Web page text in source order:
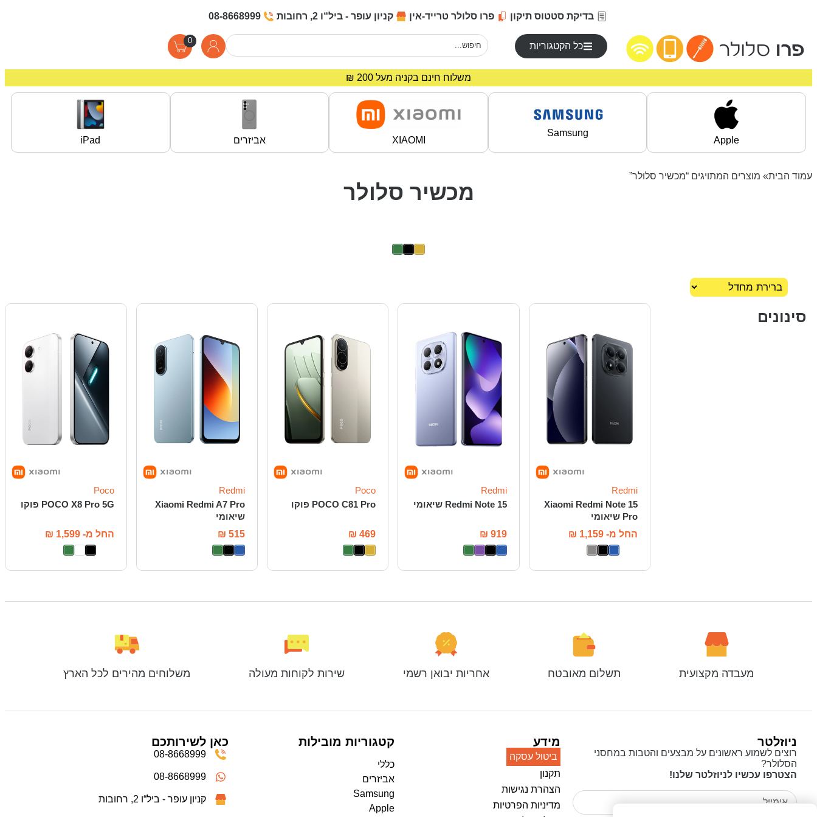
בדיקת סטטוס תיקון פרו סלולר טרייד-אין קניון עופר - ביל“ו 2, רחובות 08-8668999
כל הקטגוריות
0
משלוח חינם בקניה מעל 200 ₪
מחירים מיוחדים לרוכשים באתר!
Apple
Samsung
XIAOMI אביזרים iPad
עמוד הבית» מוצרים המתויגים “מכשיר סלולר”
מכשיר סלולר
סינונים
Redmi
Xiaomi Redmi Note 15
Pro שיאומי
החל מ-
₪ 1,159
Redmi
Redmi Note 15 שיאומי
₪ 919
Poco
POCO C81 Pro פוקו
₪ 469
Redmi
Xiaomi Redmi A7 Pro
שיאומי
₪ 515
Poco
POCO X8 Pro 5G פוקו
החל מ- ₪ 1,599
מעבדה מקצועית תשלום מאובטח אחריות יבואן רשמי שירות לקוחות מעולה משלוחים מהירים לכל הארץ
ניוזלטר
רוצים לשמוע ראשונים על מבצעים והטבות במחסני
הסלולר?
הצטרפו עכשיו לניוזלטר שלנו!
מידע
ביטול עסקה
תקנון
הצהרת נגישות
מדיניות הפרטיות
קטגוריות מובילות
כללי
אביזרים
Samsung
Apple
כאן לשירותכם
08-8668999
08-8668999
קניון עופר - ביל“ו 2, רחובות